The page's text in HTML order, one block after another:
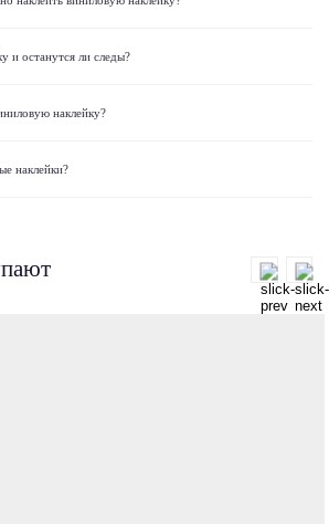
и останутся ли следы?
наклейку?
наклейки?